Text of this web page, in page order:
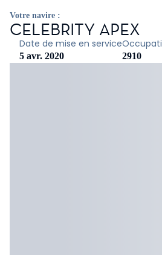
Votre navire :
CELEBRITY APEX
Date de mise en service
5 avr. 2020 2910